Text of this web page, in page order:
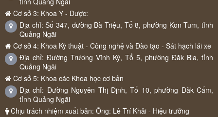
Cơ sở 3: Khoa Y - Dược:
Địa chỉ: Số 347, đường Bà Triệu, Tổ 8, phường Kon Tum, tỉnh
Quảng Ngãi
Cơ sở 4: Khoa Kỹ thuật - Công nghệ và Đào tạo - Sát hạch lái xe
Địa chỉ: Đường Trương Vĩnh Ký, Tổ 5, phường Đăk Bla, tỉnh
Quảng Ngãi
Cơ sở 5: Khoa các Khoa học cơ bản
Địa chỉ: Đường Nguyễn Thị Định, Tổ 10, phường Đăk Cấm,
tỉnh Quảng Ngãi
Chịu trách nhiệm xuất bản: Ông: Lê Trí Khải - Hiệu trưởng